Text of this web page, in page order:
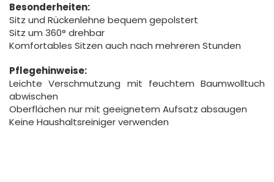
Besonderheiten:
Sitz und Rückenlehne bequem gepolstert
Sitz um 360° drehbar
Komfortables Sitzen auch nach mehreren Stunden
Pflegehinweise:
Leichte Verschmutzung mit feuchtem Baumwolltuch
abwischen
Oberflächen nur mit geeignetem Aufsatz absaugen
Keine Haushaltsreiniger verwenden